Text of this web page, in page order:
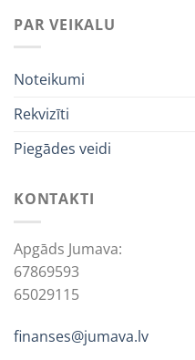
PAR VEIKALU
Noteikumi
Rekvizīti
Piegādes veidi
KONTAKTI
Apgāds Jumava:
67869593
65029115
finanses@jumava.lv